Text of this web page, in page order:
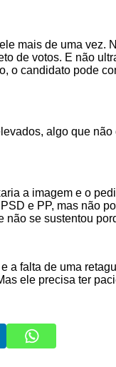
mais de uma vez.
de votos. E não
candidato pode
algo que
a imagem e o
e PP, mas não
se sustentou
falta de uma
ele precisa ter